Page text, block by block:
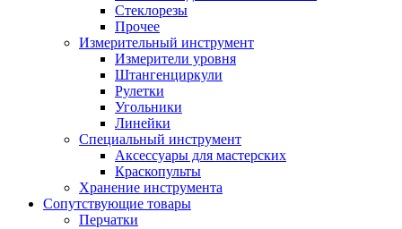
Стеклорезы
Прочее
Измерительный инструмент
Измерители уровня
Штангенциркули
Рулетки
Угольники
Линейки
Специальный инструмент
Аксессуары для мастерских
Краскопульты
Хранение инструмента
Сопутствующие товары
Перчатки